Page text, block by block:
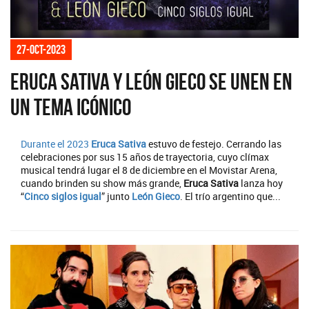
27-oct-2023
Eruca Sativa y León Gieco se unen en
un tema icónico
Durante el 2023 Eruca Sativaestuvo de festejo. Cerrando las
celebraciones por sus 15 años de trayectoria, cuyo clímax
musical tendrá lugar el 8 de diciembre en el Movistar Arena,
cuando brinden su show más grande, Eruca Sativa lanza hoy
“Cinco siglos igual” junto León Gieco . El trío argentino que...